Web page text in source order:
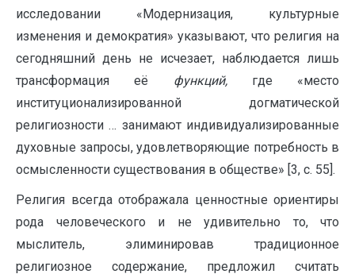
исследовании «Модернизация, культурные
изменения и демократия» указывают, что религия на
сегодняшний день не исчезает, наблюдается лишь
трансформация её функций,где «место
институционализированной догматической
религиозности … занимают индивидуализированные
духовные запросы, удовлетворяющие потребность в
осмысленности существования в обществе» [3, с. 55].
Религия всегда отображала ценностные ориентиры
рода человеческого и не удивительно то, что
мыслитель, элиминировав традиционное
религиозное содержание, предложил считать